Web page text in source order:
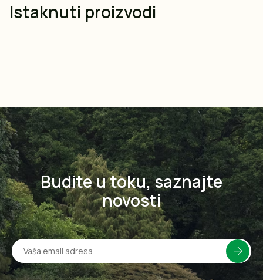
Istaknuti proizvodi
Budite u toku, saznajte
novosti